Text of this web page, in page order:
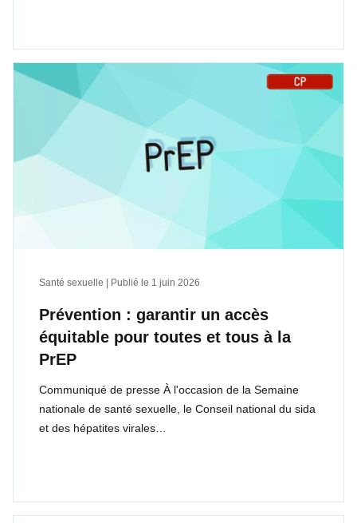
Prévention : garantir un accès
équitable pour toutes et tous à la
PrEP
Communiqué de presse À l'occasion de la Semaine
nationale de santé sexuelle, le Conseil national du sida
et des hépatites virales…
Santé sexuelle | Publié le 1 juin 2026